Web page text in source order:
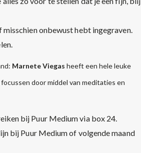
onbewust hebt ingegraven.
Marnete Viegas heeft een hele leuke
door middel van meditaties en
bij Puur Medium via box 24.
bij Puur Medium of volgende maand